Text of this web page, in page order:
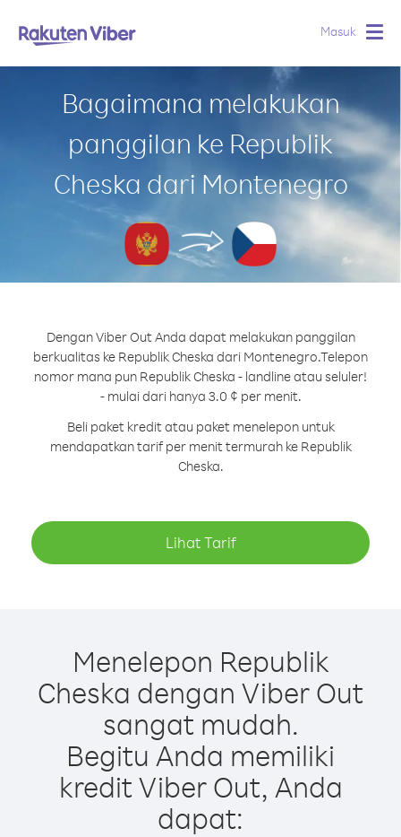
Masuk
Bagaimana melakukan
panggilan ke Republik
Cheska dari Montenegro
Dengan Viber Out Anda dapat melakukan panggilan
berkualitas ke Republik Cheska dari Montenegro.Telepon
nomor mana pun Republik Cheska - landline atau seluler!
- mulai dari hanya 3.0 ¢ per menit.
Beli paket kredit atau paket menelepon untuk
mendapatkan tarif per menit termurah ke Republik
Cheska.
Lihat Tarif
Menelepon Republik
Cheska dengan Viber Out
sangat mudah.
Begitu Anda memiliki
kredit Viber Out, Anda
dapat: